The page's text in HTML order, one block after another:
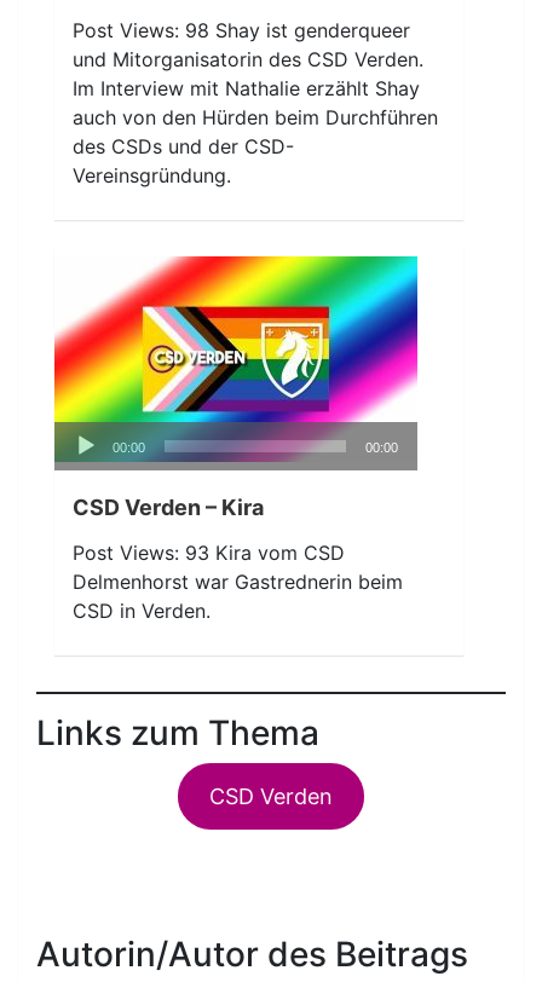
Post Views: 98 Shay ist genderqueer
und Mitorganisatorin des CSD Verden.
Im Interview mit Nathalie erzählt Shay
auch von den Hürden beim Durchführen
des CSDs und der CSD-
Vereinsgründung.
Audio-
Player
00:00 00:00
CSD Verden – Kira
Post Views: 93 Kira vom CSD
Delmenhorst war Gastrednerin beim
CSD in Verden.
Links zum Thema
CSD Verden
Autorin/Autor des Beitrags